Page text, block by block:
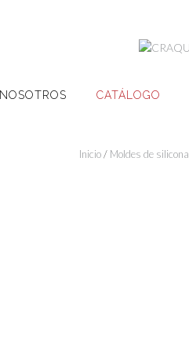
NOSOTROS CATÁLOGO
Inicio/ Moldes de silicona